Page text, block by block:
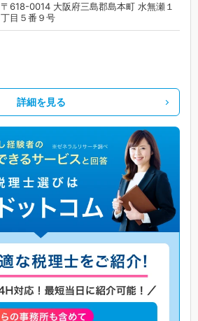
〒618-0014 大阪府三島郡島本町 水無瀬１
丁目５番９号
詳細を見る